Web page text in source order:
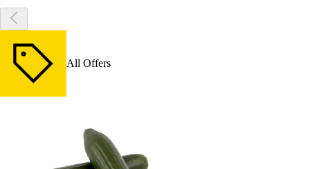
All Offers